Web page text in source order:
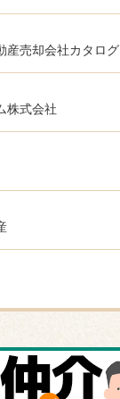
産売却会社カタログ
株式会社